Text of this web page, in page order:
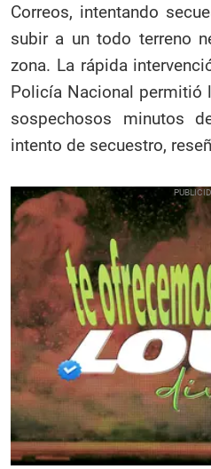
Correos, intentando
subir a un todo terreno
zona. La rápida
Policía Nacional permitió
sospechosos minutos
intento de secuestro,